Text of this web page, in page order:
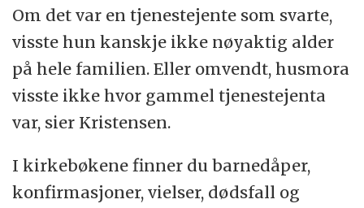
Om det var en tjenestejente som svarte,
visste hun kanskje ikke nøyaktig alder
på hele familien. Eller omvendt, husmora
visste ikke hvor gammel tjenestejenta
var, sier Kristensen.
I kirkebøkene finner du barnedåper,
konfirmasjoner, vielser, dødsfall og